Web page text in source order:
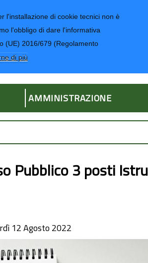
l'installazione di cookie tecnici non è
l'obbligo di dare l'informativa
(UE) 2016/679 (Regolamento
di più
AMMINISTRAZIONE
Pubblico 3 posti
12 Agosto 2022